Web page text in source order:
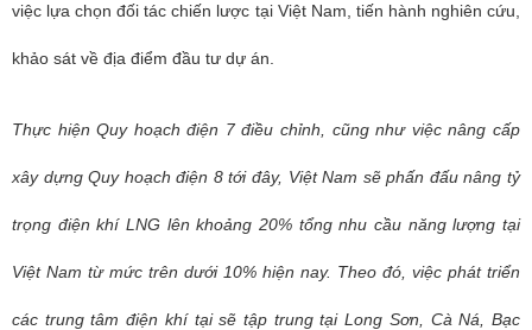
việc lựa chọn đối tác chiến lược tại Việt Nam, tiến hành nghiên cứu,
khảo sát về địa điểm đầu tư dự án.
Thực hiện Quy hoạch điện 7 điều chỉnh, cũng như việc nâng cấp
xây dựng Quy hoạch điện 8 tới đây, Việt Nam sẽ phấn đấu nâng tỷ
trọng điện khí LNG lên khoảng 20% tổng nhu cầu năng lượng tại
Việt Nam từ mức trên dưới 10% hiện nay. Theo đó, việc phát triển
các trung tâm điện khí tại sẽ tập trung tại Long Sơn, Cà Ná, Bạc